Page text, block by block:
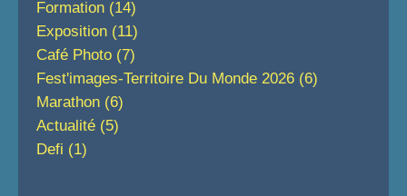
Formation (14)
Exposition (11)
Café Photo (7)
Fest'images-Territoire Du Monde 2026 (6)
Marathon (6)
Actualité (5)
Defi (1)